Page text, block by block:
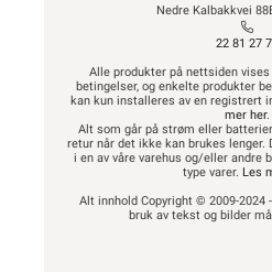
Nedre Kalbakkvei
22 81 27
Alle produkter på nettsiden
betingelser, og enkelte produkter
kan kun installeres av en registrert
mer her.
Alt som går på strøm eller
retur når det ikke kan brukes lenger.
i en av våre varehus og/eller andre
type varer. Les
Alt innhold Copyright © 2009-2024
bruk av tekst og bilder